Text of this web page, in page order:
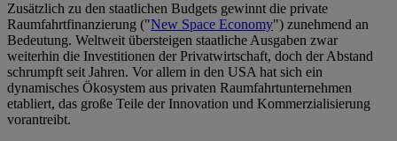
Zusätzlich zu den staatlichen Budgets gewinnt die private
Raumfahrtfinanzierung ("New Space Economy") zunehmend an
Bedeutung. Weltweit übersteigen staatliche Ausgaben zwar
weiterhin die Investitionen der Privatwirtschaft, doch der Abstand
schrumpft seit Jahren. Vor allem in den USA hat sich ein
dynamisches Ökosystem aus privaten Raumfahrtunternehmen
etabliert, das große Teile der Innovation und Kommerzialisierung
vorantreibt.